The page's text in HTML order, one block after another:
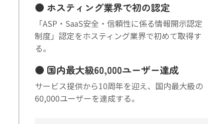
ホスティング業界で初の認定
「ASP・SaaS安全・信頼性に係る情報開示認定
制度」認定をホスティング業界で初めて取得す
る。
国内最大級60,000ユーザー達成
サービス提供から10周年を迎え、国内最大級の
60,000ユーザーを達成する。